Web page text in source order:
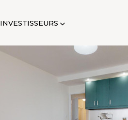
INVESTISSEURS